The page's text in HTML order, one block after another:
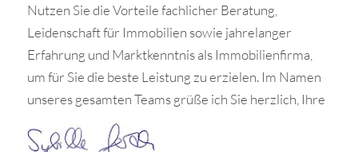
Nutzen Sie die Vorteile fachlicher Beratung,
Leidenschaft für Immobilien sowie jahrelanger
Erfahrung und Marktkenntnis als Immobilienfirma,
um für Sie die beste Leistung zu erzielen. Im Namen
unseres gesamten Teams grüße ich Sie herzlich, Ihre